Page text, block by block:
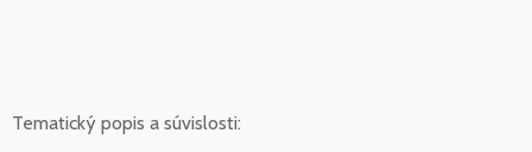
Tematický popis a súvislosti: